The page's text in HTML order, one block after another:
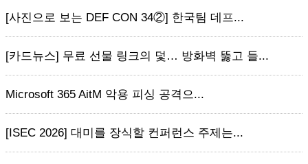
[사진으로 보는 DEF CON 34②] 한국팀 데프...
[카드뉴스] 무료 선물 링크의 덫… 방화벽 뚫고 들...
Microsoft 365 AitM 악용 피싱 공격으...
[ISEC 2026] 대미를 장식할 컨퍼런스 주제는...